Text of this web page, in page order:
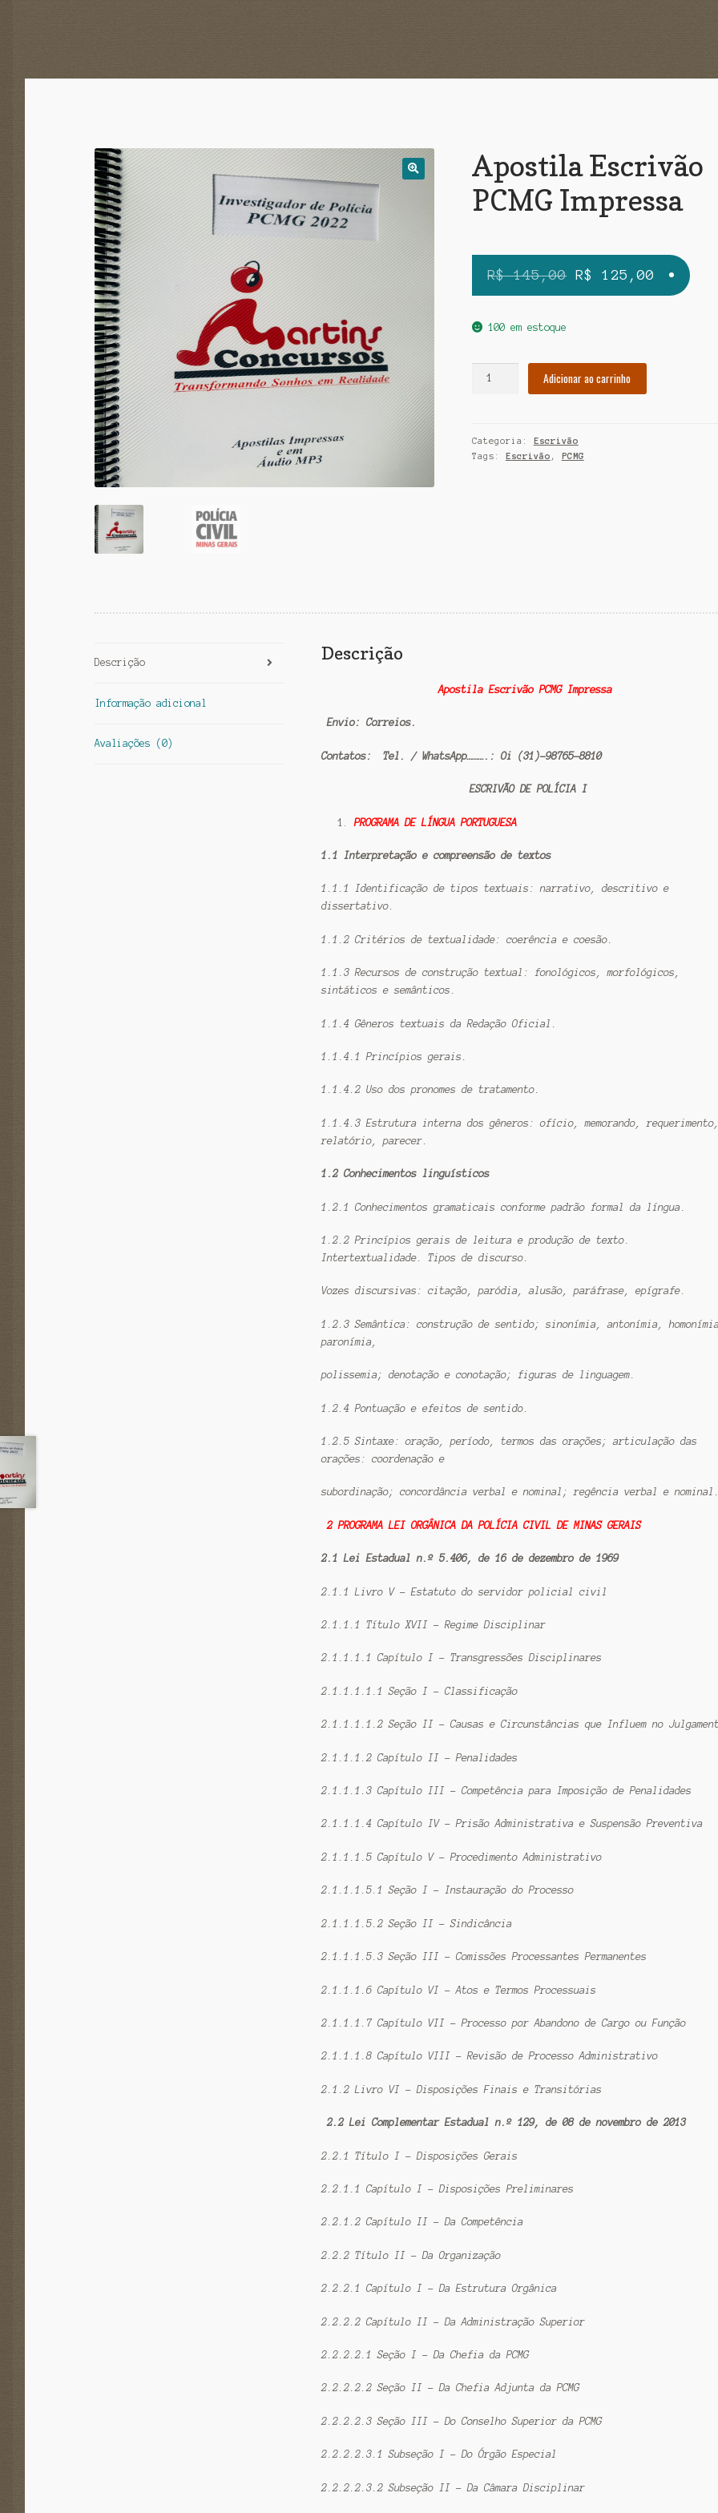
OFERTA!
Apostila Escrivão
PCMG Impressa
R$145,00 O
preço
R$ 145,00.
R$ 125,00
preço
100 em estoque
quantidade
Adicionar ao carrinho
Categoria: Escrivão
Tags: Escrivão , PCMG
Descrição
Informação adicional
Avaliações (0)
Descrição
Apostila Escrivão PCMG Impressa
Envio: Correios.
Contatos: Tel. / WhatsApp……….: Oi (31)-98765-8810
ESCRIVÃO DE POLÍCIA I
PROGRAMA DE LÍNGUA PORTUGUESA
1.1 Interpretação e compreensão de textos
1.1.1 Identificação de tipos textuais: narrativo, descritivo e
dissertativo.
1.1.2 Critérios de textualidade: coerência e coesão.
1.1.3 Recursos de construção textual: fonológicos, morfológicos,
sintáticos e semânticos.
1.1.4 Gêneros textuais da Redação Oficial.
1.1.4.1 Princípios gerais.
1.1.4.2 Uso dos pronomes de tratamento.
1.1.4.3 Estrutura interna dos gêneros: ofício, memorando,
relatório, parecer.
1.2 Conhecimentos linguísticos
1.2.1 Conhecimentos gramaticais conforme padrão formal da língua.
1.2.2 Princípios gerais de leitura e produção de texto.
Intertextualidade. Tipos de discurso.
Vozes discursivas: citação, paródia, alusão, paráfrase, epígrafe.
1.2.3 Semântica: construção de sentido; sinonímia, antonímia,
paronímia,
polissemia; denotação e conotação; figuras de linguagem.
1.2.4 Pontuação e efeitos de sentido.
1.2.5 Sintaxe: oração, período, termos das orações; articulação das
orações: coordenação e
subordinação; concordância verbal e nominal; regência verbal e
2 PROGRAMA LEI ORGÂNICA DA POLÍCIA CIVIL DE MINAS GERAIS
2.1 Lei Estadual n.º 5.406, de 16 de dezembro de 1969
2.1.1 Livro V – Estatuto do servidor policial civil
2.1.1.1 Título XVII – Regime Disciplinar
2.1.1.1.1 Capítulo I – Transgressões Disciplinares
2.1.1.1.1.1 Seção I – Classificação
2.1.1.1.1.2 Seção II – Causas e Circunstâncias que Influem no
2.1.1.1.2 Capítulo II – Penalidades
2.1.1.1.3 Capítulo III – Competência para Imposição de Penalidades
2.1.1.1.4 Capítulo IV – Prisão Administrativa e Suspensão Preventiva
2.1.1.1.5 Capítulo V – Procedimento Administrativo
2.1.1.1.5.1 Seção I – Instauração do Processo
2.1.1.1.5.2 Seção II – Sindicância
2.1.1.1.5.3 Seção III – Comissões Processantes Permanentes
2.1.1.1.6 Capítulo VI – Atos e Termos Processuais
2.1.1.1.7 Capítulo VII – Processo por Abandono de Cargo ou Função
2.1.1.1.8 Capítulo VIII – Revisão de Processo Administrativo
2.1.2 Livro VI – Disposições Finais e Transitórias
2.2 Lei Complementar Estadual n.º 129, de 08 de novembro de 2013
2.2.1 Título I – Disposições Gerais
2.2.1.1 Capítulo I – Disposições Preliminares
2.2.1.2 Capítulo II – Da Competência
2.2.2 Título II – Da Organização
2.2.2.1 Capítulo I – Da Estrutura Orgânica
2.2.2.2 Capítulo II – Da Administração Superior
2.2.2.2.1 Seção I – Da Chefia da PCMG
2.2.2.2.2 Seção II – Da Chefia Adjunta da PCMG
2.2.2.2.3 Seção III – Do Conselho Superior da PCMG
2.2.2.2.3.1 Subseção I – Do Órgão Especial
2.2.2.2.3.2 Subseção II – Da Câmara Disciplinar